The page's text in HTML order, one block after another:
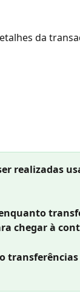
da
realizadas
chegar à